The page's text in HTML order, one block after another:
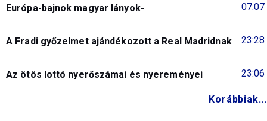
07:07
Európa-bajnok magyar lányok-
23:28
A Fradi győzelmet ajándékozott a Real Madridnak
23:06
Az ötös lottó nyerőszámai és nyereményei
Korábbiak...